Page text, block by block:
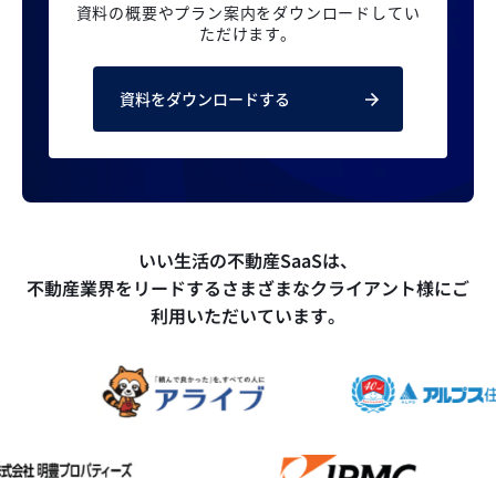
資料の概要やプラン案内をダウンロードしてい
ただけます。
資料をダウンロードする
いい生活の不動産SaaSは、
不動産業界をリードするさまざまなクライアント様にご
利用いただいています。